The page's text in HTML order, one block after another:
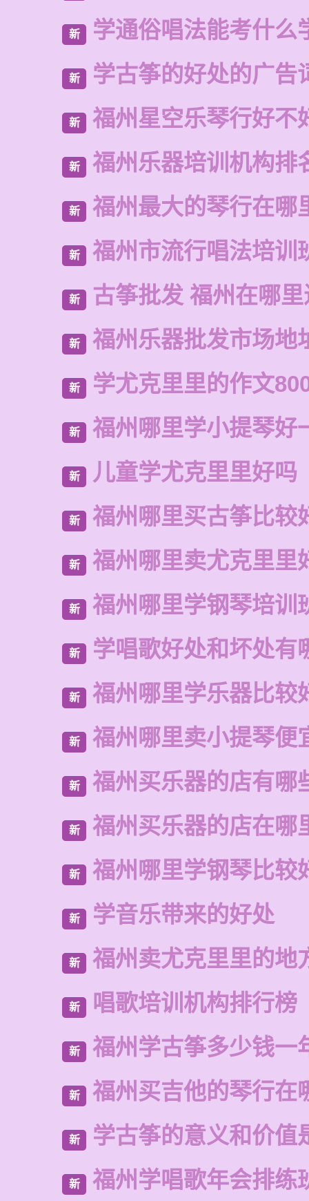
新 学通俗唱法能考什么
新 学古筝的好处的广告
新 福州星空乐琴行好不
新 福州乐器培训机构排
新 福州最大的琴行在哪
新 福州市流行唱法培训
新 古筝批发 福州在哪
新 福州乐器批发市场地
新 学尤克里里的作文
新 福州哪里学小提琴好
新 儿童学尤克里里好吗
新 福州哪里买古筝比较
新 福州哪里卖尤克里里
新 福州哪里学钢琴培训
新 学唱歌好处和坏处有
新 福州哪里学乐器比较
新 福州哪里卖小提琴便
新 福州买乐器的店有哪
新 福州买乐器的店在哪
新 福州哪里学钢琴比较
新 学音乐带来的好处
新 福州卖尤克里里的地
新 唱歌培训机构排行榜
新 福州学古筝多少钱一
新 福州买吉他的琴行在
新 学古筝的意义和价值
新 福州学唱歌年会排练